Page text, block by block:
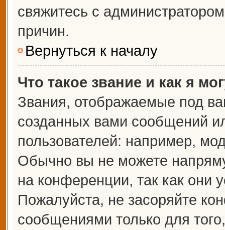
свяжитесь с
причин.
Вернуться к началу
Что такое звание и как я
Звания, отображаемые под
созданных вами сообщений
пользователей: например,
Обычно вы не можете
на конференции, так как они
Пожалуйста, не засоряйте
сообщениями только для